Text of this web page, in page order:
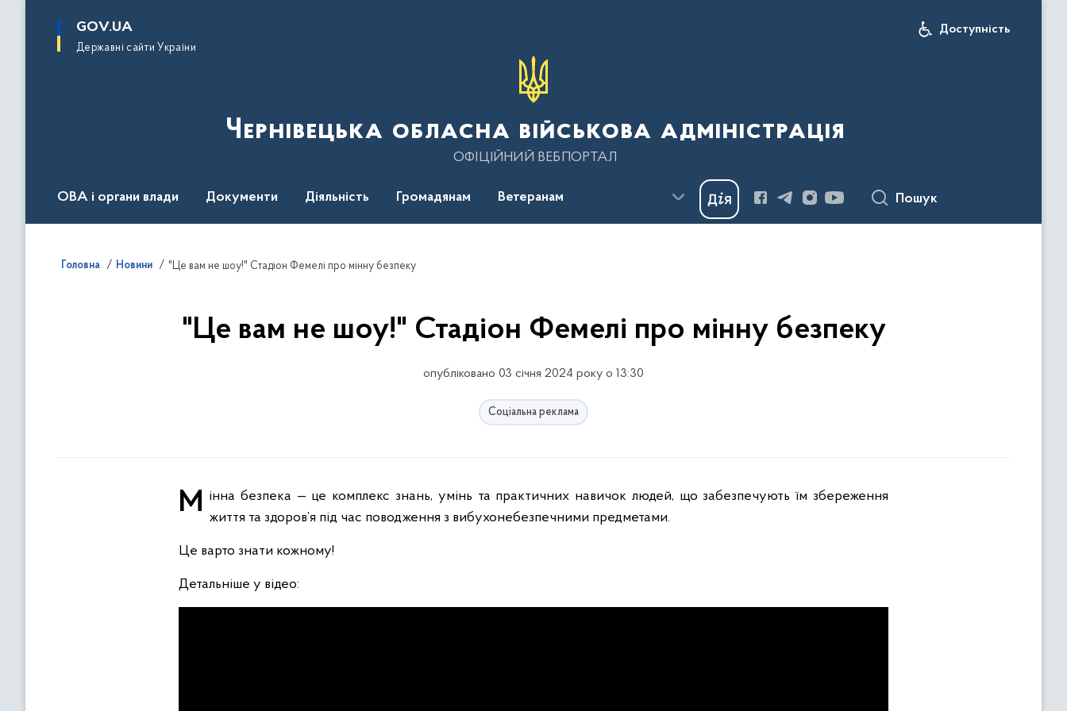
основного
GOV.UA
Державні сайти України
Доступність
Чернівецька обласна військова адміністрація
ОФІЦІЙНИЙ ВЕБПОРТАЛ
ОВА і органи влади Документи Діяльність Громадянам Ветеранам Пошук
Головна Новини "Це вам не шоу!" Стадіон Фемелі про мінну безпеку
"Це вам не шоу!" Стадіон Фемелі про мінну безпеку
опубліковано 03 січня 2024 року о 13:30
Соціальна реклама
Мінна безпека — це комплекс знань, умінь та практичних навичок людей, що забезпечують їм збереження життя та здоров’я під час поводження з вибухонебезпечними предметами.
Це варто знати кожному!
Детальніше у відео: